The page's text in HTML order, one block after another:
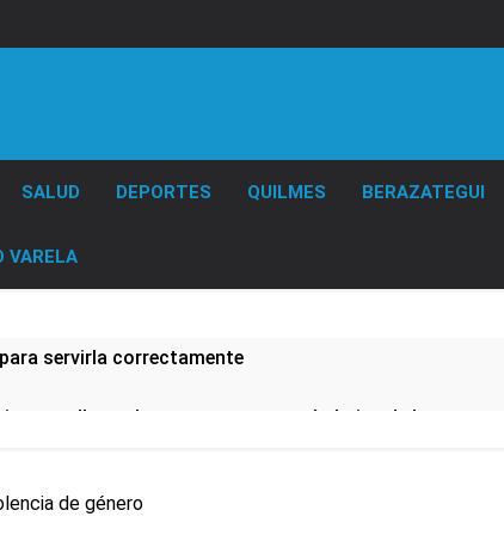
SALUD DEPORTES QUILMES BERAZATEGUI
VARELA
servirla correctamente
y llegan las temperaturas más bajas de la semana
de género